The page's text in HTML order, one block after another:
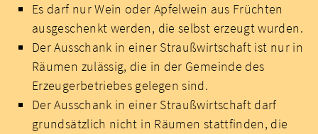
Es darf nur Wein oder Apfelwein aus Früchten
ausgeschenkt werden, die selbst erzeugt wurden.
Der Ausschank in einer Straußwirtschaft ist nur in
Räumen zulässig, die in der Gemeinde des
Erzeugerbetriebes gelegen sind.
Der Ausschank in einer Straußwirtschaft darf
grundsätzlich nicht in Räumen stattfinden, die